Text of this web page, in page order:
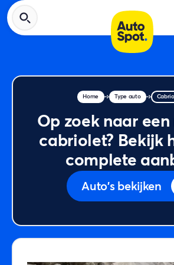
Home Type auto
Op zoek naar een
cabriolet? Bekijk
complete
Auto's bekijken